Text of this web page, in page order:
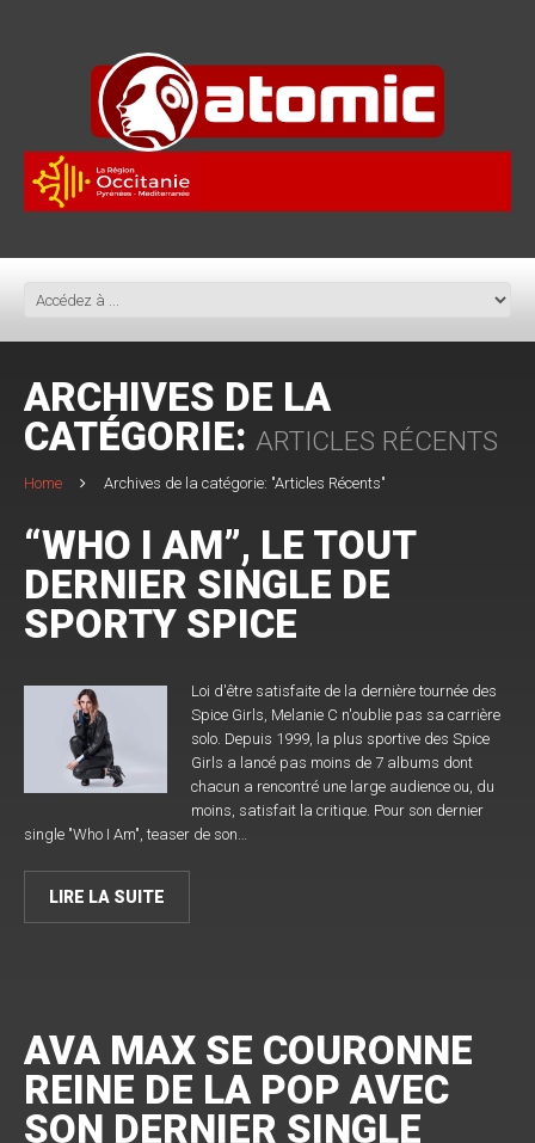
ARCHIVES DE LA
CATÉGORIE: ARTICLES RÉCENTS
Home Archives de la catégorie: "Articles Récents"
“WHO I AM”, LE TOUT
DERNIER SINGLE DE
SPORTY SPICE
Loi d'être satisfaite de la dernière tournée des
Spice Girls, Melanie C n'oublie pas sa carrière
solo. Depuis 1999, la plus sportive des Spice
Girls a lancé pas moins de 7 albums dont
chacun a rencontré une large audience ou, du
moins, satisfait la critique. Pour son dernier
single "Who I Am", teaser de son…
LIRE LA SUITE
AVA MAX SE COURONNE
REINE DE LA POP AVEC
SON DERNIER SINGLE